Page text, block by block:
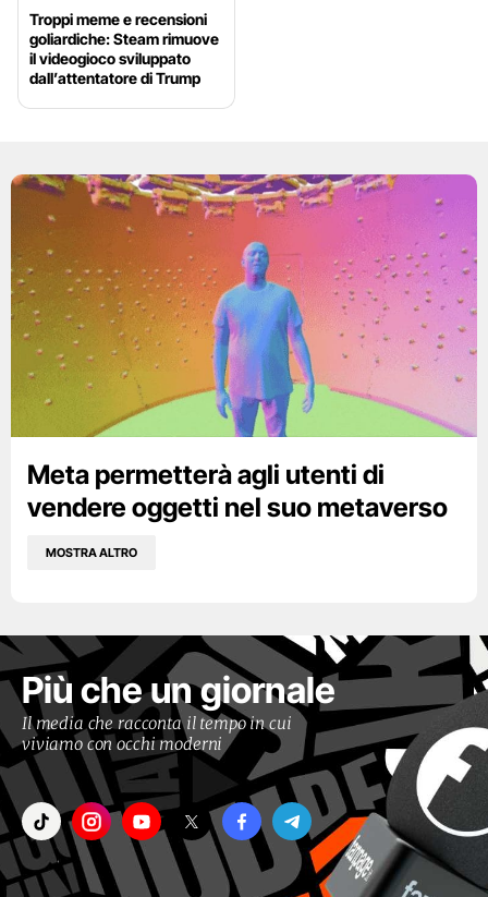
Troppi meme e recensioni
goliardiche: Steam rimuove
il videogioco sviluppato
dall’attentatore di Trump
Meta permetterà agli utenti di
vendere oggetti nel suo metaverso
MOSTRA ALTRO
Più che un giornale
Il media che racconta il tempo in cui
viviamo con occhi moderni